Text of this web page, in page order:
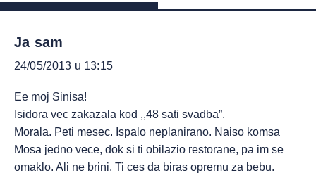
Ja sam
24/05/2013 u 13:15
Ee moj Sinisa!
Isidora vec zakazala kod ,,48 sati svadba”.
Morala. Peti mesec. Ispalo neplanirano. Naiso komsa
Mosa jedno vece, dok si ti obilazio restorane, pa im se
omaklo. Ali ne brini. Ti ces da biras opremu za bebu.